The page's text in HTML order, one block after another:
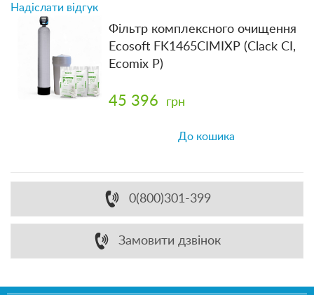
Надіслати відгук
Фільтр комплексного очищення
Ecosoft FK1465CIMIXP (Clack CI,
Ecomix P)
45 396 грн
До кошика
0(800)301-399
Замовити дзвінок